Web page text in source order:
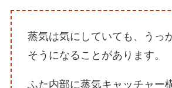
蒸気は気にしていても、うっ
そうになることがあります。
ふた内部に蒸気キャッチャー